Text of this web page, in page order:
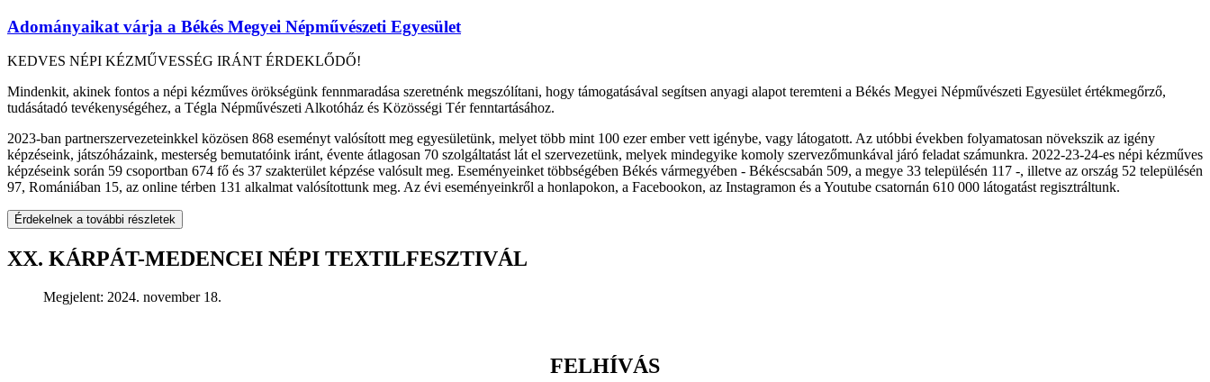
Adományaikat várja a Békés Megyei Népművészeti Egyesület
KEDVES NÉPI KÉZMŰVESSÉG IRÁNT ÉRDEKLŐDŐ!
Mindenkit, akinek fontos a népi kézműves örökségünk fennmaradása szeretnénk megszólítani, hogy támogatásával segítsen anyagi alapot teremteni a Békés Megyei Népművészeti Egyesület értékmegőrző,
tudásátadó tevékenységéhez, a Tégla Népművészeti Alkotóház és Közösségi Tér fenntartásához.
2023-ban partnerszervezeteinkkel közösen 868 eseményt valósított meg egyesületünk, melyet több mint 100 ezer ember vett igénybe, vagy látogatott. Az utóbbi években folyamatosan növekszik az igény
képzéseink, játszóházaink, mesterség bemutatóink iránt, évente átlagosan 70 szolgáltatást lát el szervezetünk, melyek mindegyike komoly szervezőmunkával járó feladat számunkra. 2022-23-24-es népi kézműves
képzéseink során 59 csoportban 674 fő és 37 szakterület képzése valósult meg. Eseményeinket többségében Békés vármegyében - Békéscsabán 509, a megye 33 településén 117 -, illetve az ország 52 településén
97, Romániában 15, az online térben 131 alkalmat valósítottunk meg. Az évi eseményeinkről a honlapokon, a Facebookon, az Instagramon és a Youtube csatornán 610 000 látogatást regisztráltunk.
Érdekelnek a további részletek
XX. KÁRPÁT-MEDENCEI NÉPI TEXTILFESZTIVÁL
Megjelent: 2024. november 18.
FELHÍVÁS